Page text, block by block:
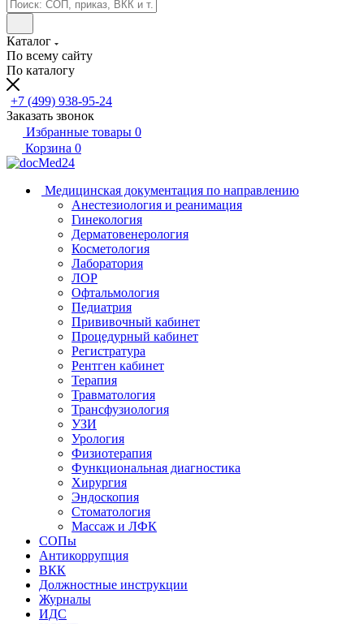
Каталог
По всему сайту
По каталогу
+7 (499) 938-95-24
Заказать звонок
Избранные товары 0
Корзина 0
Медицинская документация по направлению
Анестезиология и реанимация
Гинекология
Дерматовенерология
Косметология
Лаборатория
ЛОР
Офтальмология
Педиатрия
Прививочный кабинет
Процедурный кабинет
Регистратура
Рентген кабинет
Терапия
Травматология
Трансфузиология
УЗИ
Урология
Физиотерапия
Функциональная диагностика
Хирургия
Эндоскопия
Стоматология
Массаж и ЛФК
СОПы
Антикоррупция
ВКК
Должностные инструкции
Журналы
ИДС